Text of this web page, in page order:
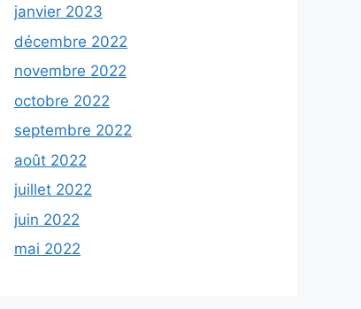
janvier 2023
décembre 2022
novembre 2022
octobre 2022
septembre 2022
août 2022
juillet 2022
juin 2022
mai 2022